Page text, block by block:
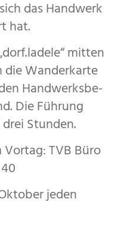
das Handwerk
hat.
mitten
Wanderkarte
Hand­werks­be­
Die Führung
Stunden.
Vortag: TVB Büro
jeden